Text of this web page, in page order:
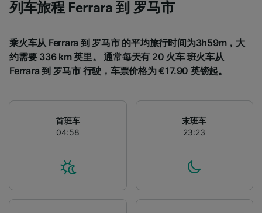
列车旅程 Ferrara 到 罗马市
乘火车从 Ferrara 到 罗马市 的平均旅行时间为3h59m，大
约需要 336 km 英里。 通常每天有 20 火车 班火车从
Ferrara 到 罗马市 行驶，车票价格为 €17.90 英镑起。
首班车
04:58
末班车
23:23